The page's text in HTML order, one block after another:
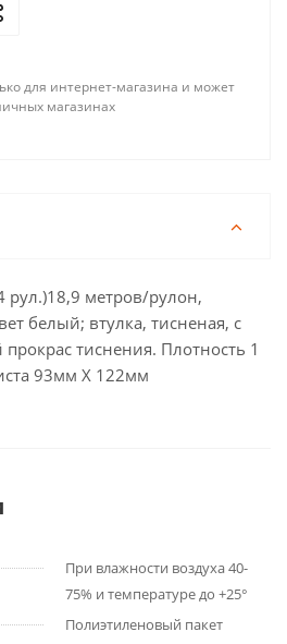
для интернет-магазина и может
магазинах
рул.)18,9 метров/рулон,
белый; втулка, тисненая, с
тиснения. Плотность 1
93мм X 122мм
При влажности воздуха 40-
75% и температуре до +25°
Полиэтиленовый пакет